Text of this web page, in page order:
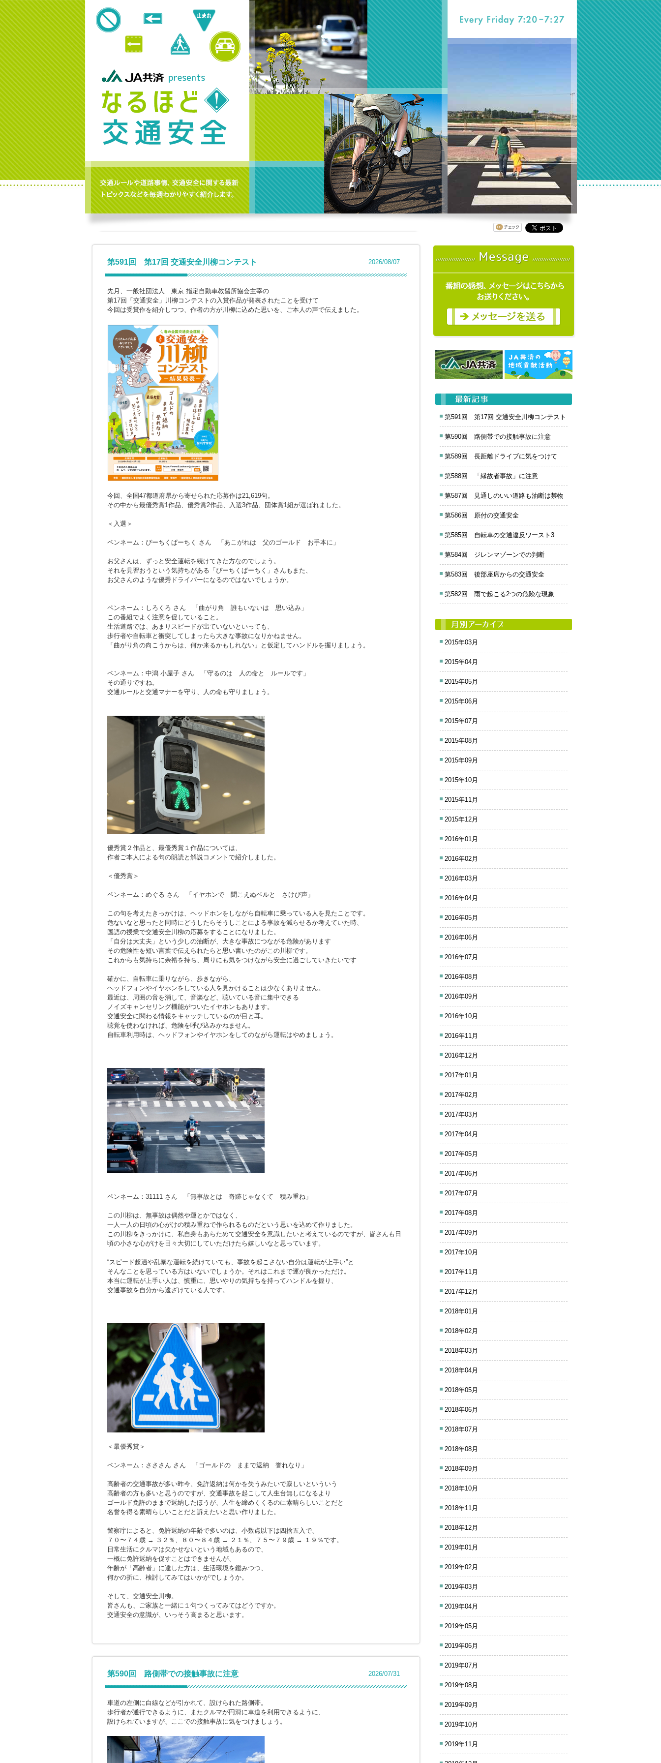
第591回 第17回 交通安全川柳コンテスト 2026/08/07
先月、一般社団法人 東京 指定自動車教習所協会主宰の
第17回「交通安全」川柳コンテストの入賞作品が発表されたことを受けて
今回は受賞作を紹介しつつ、作者の方が川柳に込めた思いを、ご本人の声で伝えました。
今回、全国47都道府県から寄せられた応募作は21,619句。
その中から最優秀賞1作品、優秀賞2作品、入選3作品、団体賞1組が選ばれました。
＜入選＞
ペンネーム：ぴーちくぱーちく さん 「あこがれは 父のゴールド お手本に」
お父さんは、ずっと安全運転を続けてきた方なのでしょう。
それを見習おうという気持ちがある「ぴーちくぱーちく」さんもまた、
お父さんのような優秀ドライバーになるのではないでしょうか。
ペンネーム：しろくろ さん
「曲がり角 誰もいないは 思い込み」
この番組でよく注意を促していること。
生活道路では、あまりスピードが出ていないといっても、
歩行者や自転車と衝突してしまったら大きな事故になりかねません。
「曲がり角の向こうからは、何か来るかもしれない」と仮定してハンドルを握りましょう。
ペンネーム：中潟 小屋子 さん 「 守るのは 人の命と ルールです」
その通りですね。
交通ルールと交通マナーを守り、人の命も守りましょう。
優秀賞２作品と、最優秀賞１作品については、
作者ご本人による句の朗読と解説コメントで紹介しました。
＜優秀賞＞
ペンネーム：めぐる さん 「イヤホンで 聞こえぬベルと さけび声」
この句を考えたきっかけは、ヘッドホンをしながら自転車に乗っている人を見たことです。
危ないなと思ったと同時にどうしたらそうしことによる事故を減らせるか考えていた時、
国語の授業で交通安全川柳の応募をすることになりました。
「自分は大丈夫」という少しの油断が、大きな事故につながる危険があります
その危険性を短い言葉で伝えられたらと思い書いたのがこの川柳です。
これからも気持ちに余裕を持ち、周りにも気をつけながら安全に過ごしていきたいです
確かに、自転車に乗りながら、歩きながら、
ヘッドフォンやイヤホンをしている人を見かけることは少なくありません。
最近は、周囲の音を消して、音楽など、聴いている音に集中できる
ノイズキャンセリング機能がついたイヤホンもあります。
交通安全に関わる情報をキャッチしているのが目と耳。
聴覚を使わなければ、危険を呼び込みかねません。
自転車利用時は、ヘッドフォンやイヤホンをしてのながら運転はやめましょう。
ペンネーム：31111 さん 「無事故とは 奇跡じゃなくて 積み重ね」
この川柳は、無事故は偶然や運とかではなく、
一人一人の日頃の心がけの積み重ねで作られるものだという思いを込めて作りました。
この川柳をきっかけに、私自身もあらためて交通安全を意識したいと考えているのですが、皆さんも日
頃の小さな心がけを日々大切にしていただけたら嬉しいなと思っています。
“スピード超過や乱暴な運転を続けていても、事故を起こさない自分は運転が上手い”と
そんなことを思っている方はいないでしょうか。それはこれまで運が良かっただけ。
本当に運転が上手い人は、慎重に、思いやりの気持ちを持ってハンドルを握り、
交通事故を自分から遠ざけている人です。
＜最優秀賞＞
ペンネーム：さささん さん 「ゴールドの ままで返納 誉れなり」
高齢者の交通事故が多い昨今、免許返納は何かを失うみたいで寂しいといういう
高齢者の方も多いと思うのですが、交通事故を起こして人生台無しになるより
ゴールド免許のままで返納したほうが、人生を締めくくるのに素晴らしいことだと
名誉を得る素晴らしいことだと訴えたいと思い作りました。
警察庁によると、免許返納の年齢で多いのは、小数点以下は四捨五入で、
７０〜７４歳 → ３２％、８０〜８４歳 → ２１％、７５〜７９歳 → １９％です。
日常生活にクルマは欠かせないという地域もあるので、
一概に免許返納を促すことはできませんが、
年齢が「高齢者」に達した方は、生活環境を鑑みつつ、
何かの折に、検討してみてはいかがでしょうか。
そして、交通安全川柳。
皆さんも、ご家族と一緒に１句つくってみてはどうですか。
交通安全の意識が、いっそう高まると思います。
第590回 路側帯での接触事故に注意 2026/07/31
車道の左側に白線などが引かれて、設けられた路側帯。
歩行者が通行できるように、またクルマが円滑に車道を利用できるように、
設けられていますが、ここでの接触事故に気をつけましょう。
第591回 第17回 交通安全川柳コンテスト
第590回 路側帯での接触事故に注意
第589回 長距離ドライブに気をつけて
第588回 「縁故者事故」に注意
第587回 見通しのいい道路も油断は禁物
第586回 原付の交通安全
第585回 自転車の交通違反ワースト3
第584回 ジレンマゾーンでの判断
第583回 後部座席からの交通安全
第582回 雨で起こる2つの危険な現象
2015年03月
2015年04月
2015年05月
2015年06月
2015年07月
2015年08月
2015年09月
2015年10月
2015年11月
2015年12月
2016年01月
2016年02月
2016年03月
2016年04月
2016年05月
2016年06月
2016年07月
2016年08月
2016年09月
2016年10月
2016年11月
2016年12月
2017年01月
2017年02月
2017年03月
2017年04月
2017年05月
2017年06月
2017年07月
2017年08月
2017年09月
2017年10月
2017年11月
2017年12月
2018年01月
2018年02月
2018年03月
2018年04月
2018年05月
2018年06月
2018年07月
2018年08月
2018年09月
2018年10月
2018年11月
2018年12月
2019年01月
2019年02月
2019年03月
2019年04月
2019年05月
2019年06月
2019年07月
2019年08月
2019年09月
2019年10月
2019年11月